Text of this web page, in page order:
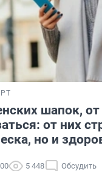
шапок,
от них
но и
5 448 Обсудить